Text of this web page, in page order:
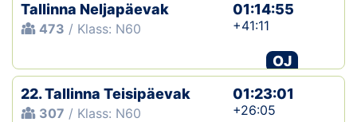
Tallinna Neljapäevak
473 / Klass: N60
01:14:55
+41:11
OJ
22. Tallinna Teisipäevak
307 / Klass: N60
01:23:01
+26:05